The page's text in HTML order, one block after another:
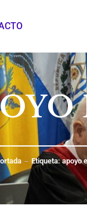
Etiqueta: apoyo